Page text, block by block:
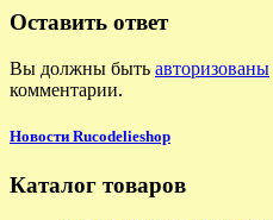
Оставить ответ
Вы должны быть авторизованы
комментарии.
Новости Rucodelieshop
Каталог товаров